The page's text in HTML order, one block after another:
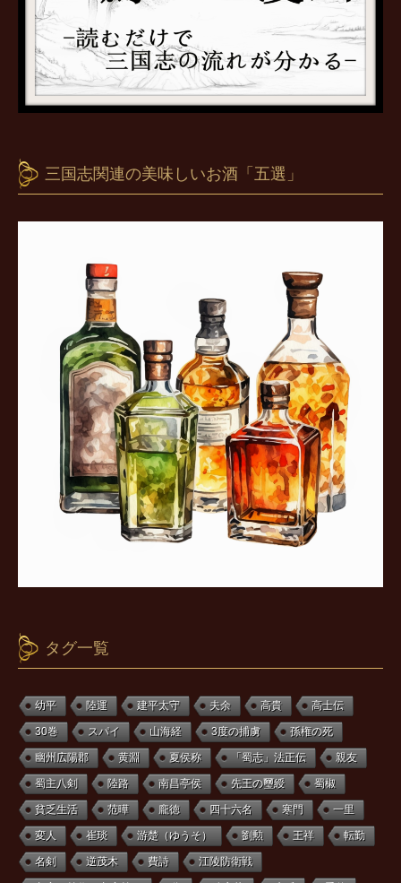
三国志関連の美味しいお酒「五選」
タグ一覧
幼平 陸運 建平太守 夫余 高貴 高士伝
30巻 スパイ 山海経 3度の捕虜 孫権の死
幽州広陽郡 黄淵 夏侯称 「蜀志」法正伝 親友
蜀主八剣 陸路 南昌亭侯 先王の璽綬 蜀椒
貧乏生活 范曄 龐徳 四十六名 寒門 一里
変人 崔琰 游楚（ゆうそ） 劉勲 王祥 転勤
名剣 逆茂木 費詩 江陵防衛戦